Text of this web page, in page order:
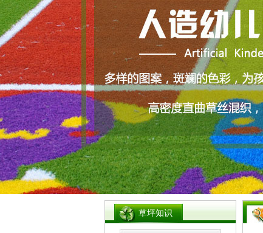
草坪知识